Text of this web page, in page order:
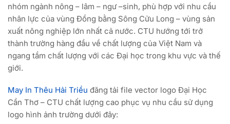
nhóm ngành nông – lâm – ngư –sinh, phù hợp với nhu cầu
nhân lực của vùng Đồng bằng Sông Cửu Long – vùng sản
xuất nông nghiệp lớn nhất cả nước. CTU hướng tới trở
thành trường hàng đầu về chất lượng của Việt Nam và
ngang tầm chất lượng với các Đại học trong khu vực và thế
giới.
May In Thêu Hải Triều đăng tải file vector logo Đại Học
Cần Thơ – CTU chất lượng cao phục vụ nhu cầu sử dụng
logo hình ảnh trường dưới đây: